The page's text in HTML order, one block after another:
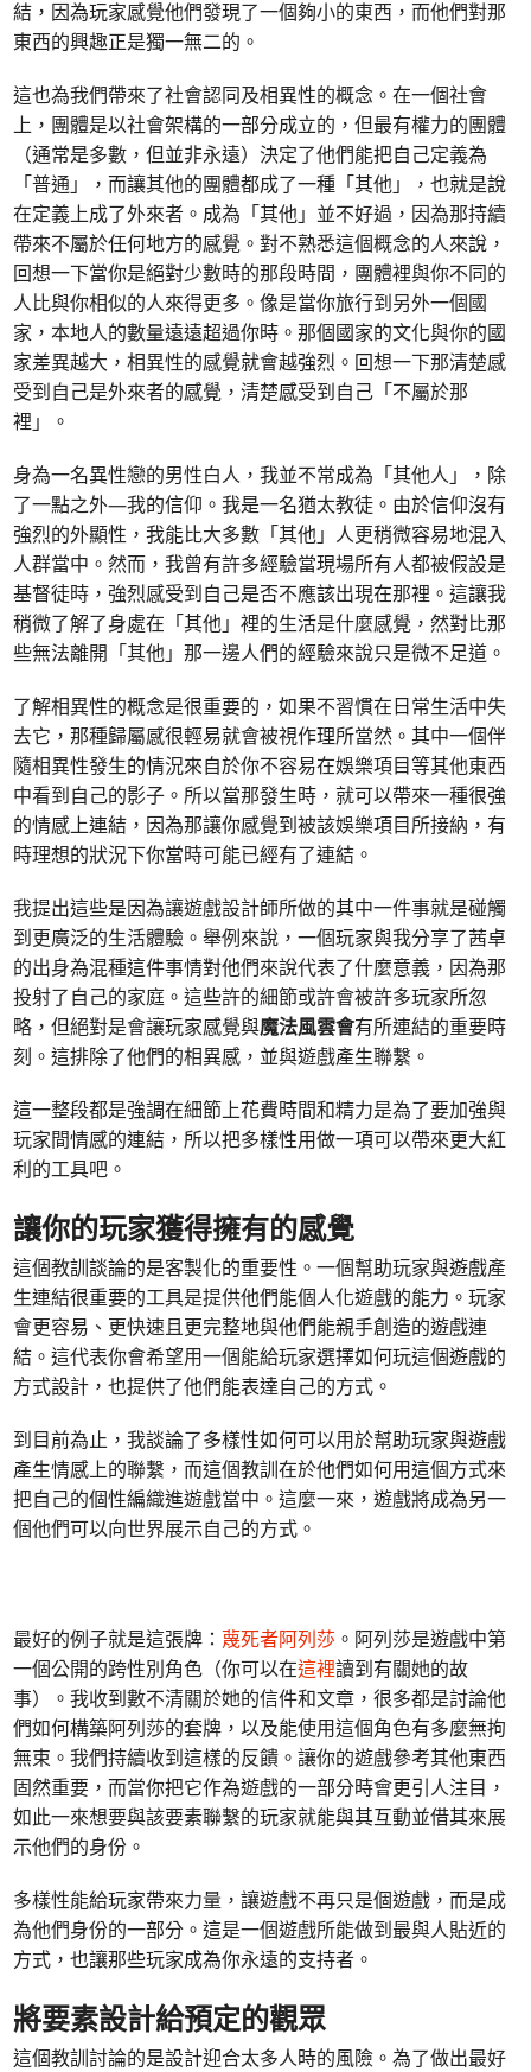
結，因為玩家感覺他們發現了一個夠小的東西，而他們對那
東西的興趣正是獨一無二的。
這也為我們帶來了社會認同及相異性的概念。在一個社會
上，團體是以社會架構的一部分成立的，但最有權力的團體
（通常是多數，但並非永遠）決定了他們能把自己定義為
「普通」，而讓其他的團體都成了一種「其他」，也就是說
在定義上成了外來者。成為「其他」並不好過，因為那持續
帶來不屬於任何地方的感覺。對不熟悉這個概念的人來說，
回想一下當你是絕對少數時的那段時間，團體裡與你不同的
人比與你相似的人來得更多。像是當你旅行到另外一個國
家，本地人的數量遠遠超過你時。那個國家的文化與你的國
家差異越大，相異性的感覺就會越強烈。回想一下那清楚感
受到自己是外來者的感覺，清楚感受到自己「不屬於那
裡」。
身為一名異性戀的男性白人，我並不常成為「其他人」，除
了一點之外—我的信仰。我是一名猶太教徒。由於信仰沒有
強烈的外顯性，我能比大多數「其他」人更稍微容易地混入
人群當中。然而，我曾有許多經驗當現場所有人都被假設是
基督徒時，強烈感受到自己是否不應該出現在那裡。這讓我
稍微了解了身處在「其他」裡的生活是什麼感覺，然對比那
些無法離開「其他」那一邊人們的經驗來說只是微不足道。
了解相異性的概念是很重要的，如果不習慣在日常生活中失
去它，那種歸屬感很輕易就會被視作理所當然。其中一個伴
隨相異性發生的情況來自於你不容易在娛樂項目等其他東西
中看到自己的影子。所以當那發生時，就可以帶來一種很強
的情感上連結，因為那讓你感覺到被該娛樂項目所接納，有
時理想的狀況下你當時可能已經有了連結。
我提出這些是因為讓遊戲設計師所做的其中一件事就是碰觸
到更廣泛的生活體驗。舉例來說，一個玩家與我分享了茜卓
的出身為混種這件事情對他們來說代表了什麼意義，因為那
投射了自己的家庭。這些許的細節或許會被許多玩家所忽
略，但絕對是會讓玩家感覺與魔法風雲會有所連結的重要時
刻。這排除了他們的相異感，並與遊戲產生聯繫。
這一整段都是強調在細節上花費時間和精力是為了要加強與
玩家間情感的連結，所以把多樣性用做一項可以帶來更大紅
利的工具吧。
讓你的玩家獲得擁有的感覺
這個教訓談論的是客製化的重要性。一個幫助玩家與遊戲產
生連結很重要的工具是提供他們能個人化遊戲的能力。玩家
會更容易、更快速且更完整地與他們能親手創造的遊戲連
結。這代表你會希望用一個能給玩家選擇如何玩這個遊戲的
方式設計，也提供了他們能表達自己的方式。
到目前為止，我談論了多樣性如何可以用於幫助玩家與遊戲
產生情感上的聯繫，而這個教訓在於他們如何用這個方式來
把自己的個性編織進遊戲當中。這麼一來，遊戲將成為另一
個他們可以向世界展示自己的方式。
最好的例子就是這張牌：蔑死者阿列莎 。阿列莎是遊戲中第
一個公開的跨性別角色（你可以在這裡讀到有關她的故
事）。我收到數不清關於她的信件和文章，很多都是討論他
們如何構築阿列莎的套牌，以及能使用這個角色有多麼無拘
無束。我們持續收到這樣的反饋。讓你的遊戲參考其他東西
固然重要，而當你把它作為遊戲的一部分時會更引人注目，
如此一來想要與該要素聯繫的玩家就能與其互動並借其來展
示他們的身份。
多樣性能給玩家帶來力量，讓遊戲不再只是個遊戲，而是成
為他們身份的一部分。這是一個遊戲所能做到最與人貼近的
方式，也讓那些玩家成為你永遠的支持者。
將要素設計給預定的觀眾
這個教訓討論的是設計迎合太多人時的風險。為了做出最好